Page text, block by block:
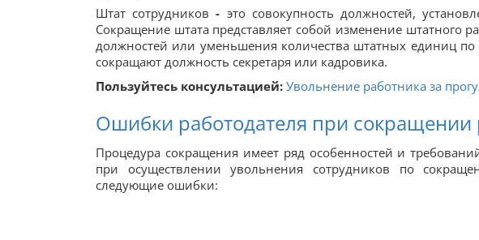
Штат сотрудников- это совокупность должностей,
Сокращение штата представляет собой изменение штатного
должностей или уменьшения количества штатных единиц
сокращают должность секретаря или кадровика.
Пользуйтесь консультацией: Увольнение работника за
Ошибки работодателя при сокращении
Процедура сокращения имеет ряд особенностей и
при осуществлении увольнения сотрудников по
следующие ошибки: